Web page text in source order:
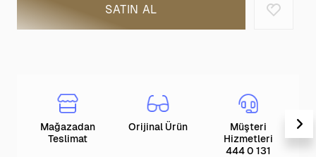
SATIN AL
Mağazadan
Teslimat
Orijinal Ürün
Müşteri
Hizmetleri
444 0 131